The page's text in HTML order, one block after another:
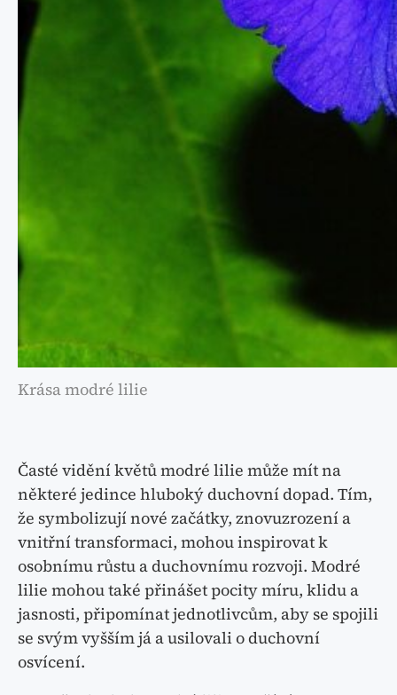
Krása modré lilie
Časté vidění květů modré lilie může mít na
některé jedince hluboký duchovní dopad. Tím,
že symbolizují nové začátky, znovuzrození a
vnitřní transformaci, mohou inspirovat k
osobnímu růstu a duchovnímu rozvoji. Modré
lilie mohou také přinášet pocity míru, klidu a
jasnosti, připomínat jednotlivcům, aby se spojili
se svým vyšším já a usilovali o duchovní
osvícení.